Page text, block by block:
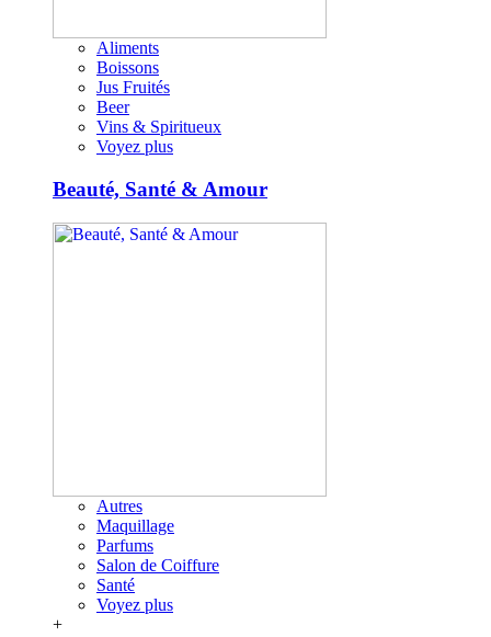
Aliments
Boissons
Jus Fruités
Beer
Vins & Spiritueux
Voyez plus
Beauté, Santé & Amour
Autres
Maquillage
Parfums
Salon de Coiffure
Santé
Voyez plus
+